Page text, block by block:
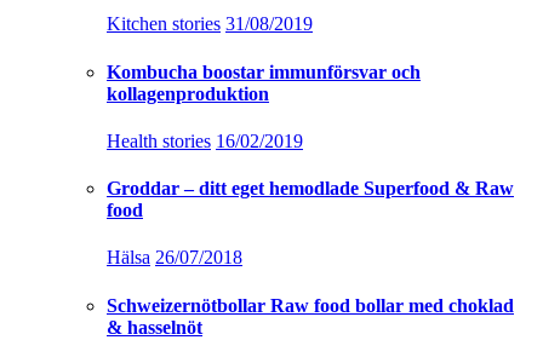
Kitchen stories 31/08/2019
Kombucha boostar immunförsvar och
kollagenproduktion
Health stories 16/02/2019
Groddar – ditt eget hemodlade Superfood & Raw
food
Hälsa 26/07/2018
Schweizernötbollar Raw food bollar med choklad
& hasselnöt